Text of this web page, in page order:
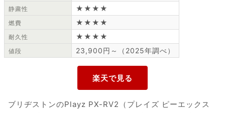
静粛性 ★★★★
燃費 ★★★★
耐久性 ★★★★
値段 23,900円～（2025年調べ）
ブリヂストンのPlayz PX-RV2（プレイズ ピーエックス